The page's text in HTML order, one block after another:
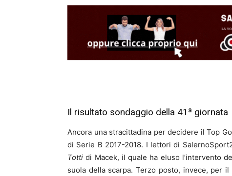
Il risultato sondaggio della 41ª giornata
Ancora una stracittadina per decidere il Top
di Serie B 2017-2018. I lettori di
Tottidi Macek, il quale ha eluso l’intervento
suola della scarpa. Terzo posto, invece, per